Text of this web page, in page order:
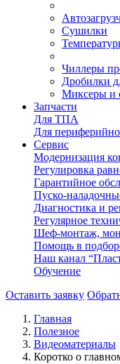
Сушилки
Чиллеры
Дробилки
Миксеры и
Запчасти
Для ТПА
Для
Сервис
Модернизация
Регулировка
Гарантийное
Пуско-
Диагностика и
Регулярное
Шеф-монтаж,
Помощь в
Наш канал
Обучение
Оставить заявку
Главная
Полезное
Видеоматериалы
Коротко о